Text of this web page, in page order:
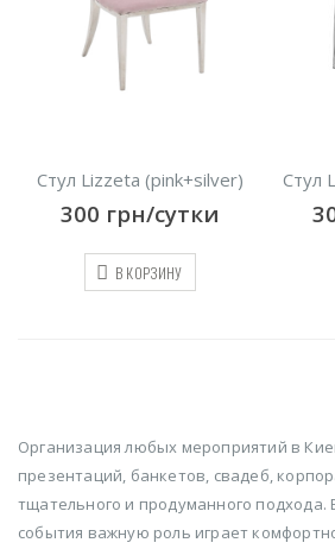
Стул Lizzeta (pink+silver)
300 грн/сутки
В КОРЗИНУ
Стул
Организация любых мероприятий в
презентаций, банкетов, свадеб,
тщательного и продуманного подхода.
события важную роль играет